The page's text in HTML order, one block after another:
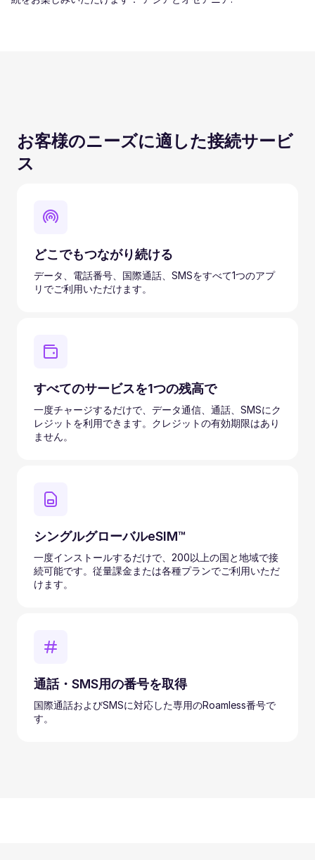
お客様のニーズに適した接続サービ
ス
どこでもつながり続ける
データ、電話番号、国際通話、SMSをすべて1つのアプ
リでご利用いただけます。
すべてのサービスを1つの残高で
一度チャージするだけで、データ通信、通話、SMSにク
レジットを利用できます。クレジットの有効期限はあり
ません。
シングルグローバルeSIM™
一度インストールするだけで、200以上の国と地域で接
続可能です。従量課金または各種プランでご利用いただ
けます。
通話・SMS用の番号を取得
国際通話およびSMSに対応した専用のRoamless番号で
す。